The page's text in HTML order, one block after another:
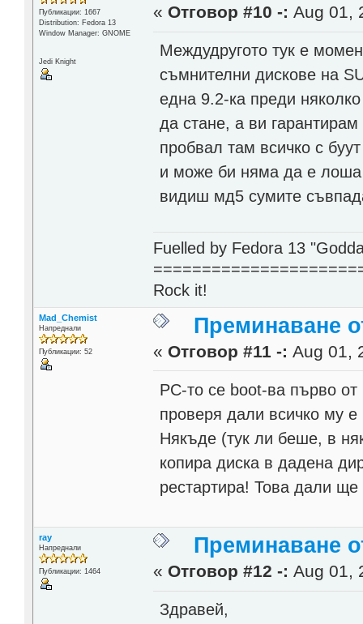
Публикации: 1667
Distribution: Fedora 13
Window Manager: GNOME
Jedi Knight
« Отговор #10 -: Aug 01,
Междудругото тук е
съмнителни дискове на
една 9.2-ка преди
да стане, а ви
пробвал там всичко с
и може би няма да е лоша
видиш мд5 сумите
Fuelled by Fedora 13
Rock it!
Mad_Chemist
Напреднали
Публикации: 52
Преминаване
« Отговор #11 -: Aug 01,
PC-то се boot-ва първо
проверя дали всичко му
Някъде (тук ли беше, в
копира диска в дадена
рестартира! Това дали
ray
Напреднали
Публикации: 1464
Преминаване
« Отговор #12 -: Aug 01,
Здравей,